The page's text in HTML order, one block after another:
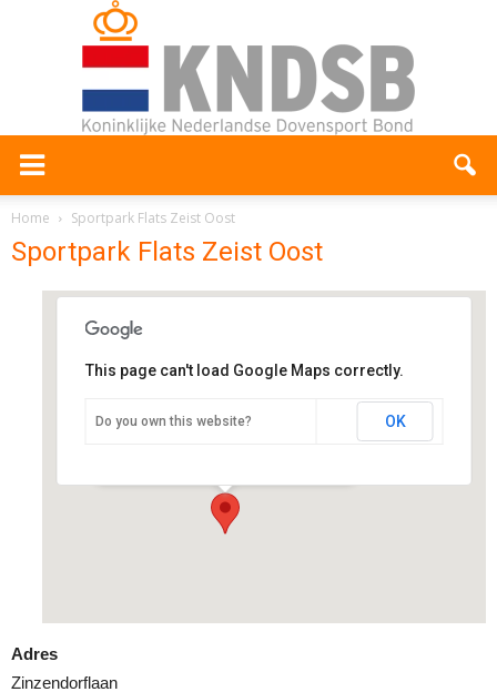
Home Sportpark Flats Zeist Oost
Sportpark Flats Zeist Oost
Sportpark Flats Zeist Oost
This page can't load Google Maps correctly.
Do you own this website? OK
Adres
Zinzendorflaan